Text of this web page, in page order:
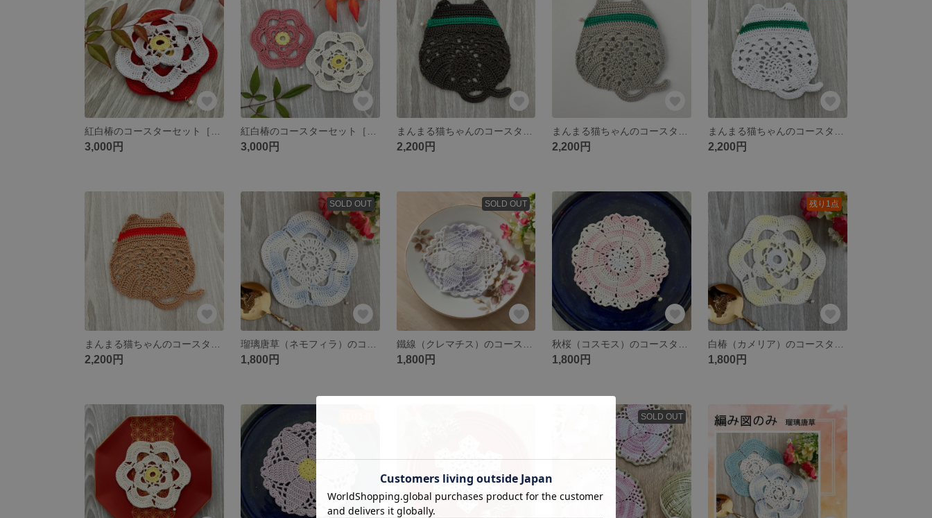
3,000円 3,000円 2,200円 2,200円 2,200円
2,200円
SOLD OUT
1,800円
SOLD OUT
1,800円 1,800円
残り1点
1,800円
SOLD OUT